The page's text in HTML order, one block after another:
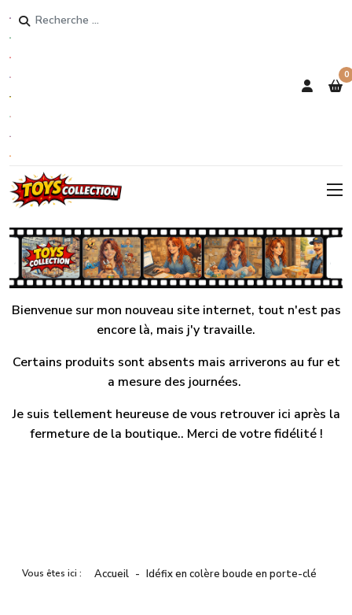
Rechercher
0
Bienvenue sur mon nouveau site internet, tout n'est pas
encore là, mais j'y travaille.
Certains produits sont absents mais arriverons au fur et
a mesure des journées.
Je suis tellement heureuse de vous retrouver ici après la
fermeture de la boutique.. Merci de votre fidélité !
Vous êtes ici : Accueil Idéfix en colère boude en porte-clé